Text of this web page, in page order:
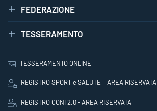
FEDERAZIONE
TESSERAMENTO
TESSERAMENTO ONLINE
REGISTRO SPORT e SALUTE – AREA RISERVATA
REGISTRO CONI 2.0 - AREA RISERVATA